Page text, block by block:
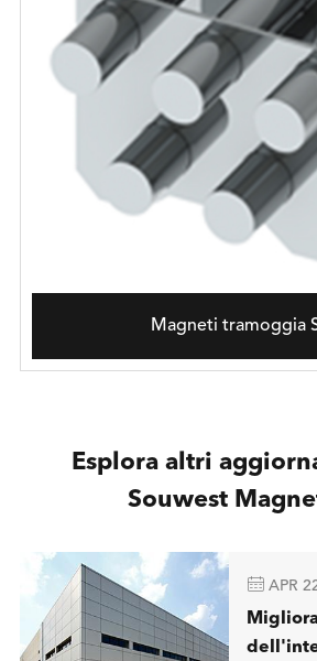
Magneti tramoggia
Esplora altri
Souwest
 APR